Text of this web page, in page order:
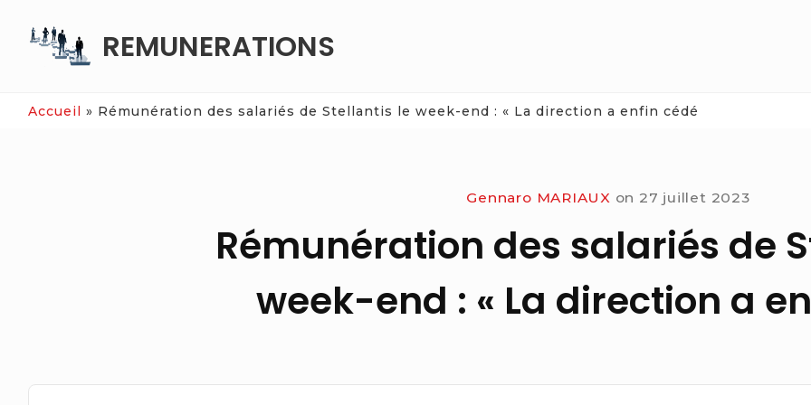
REMUNERATIONS
Accueil » Rémunération des salariés de Stellantis le week-end : « La direction a enfin cédé
Gennaro MARIAUX on 27 juillet 2023
Rémunération des salariés de
week-end : « La direction a